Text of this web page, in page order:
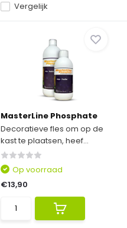
Vergelijk
MasterLine Phosphate
Decoratieve fles om op de
kast te plaatsen, heef...
Op voorraad
€13,90